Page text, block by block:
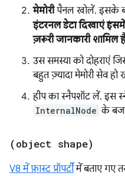
मेमोरीपैनल खोलें. इसके
इंटरनल डेटा दिखाएं
ज़रूरी जानकारी शामिल
उस समस्या को दोहराएं
बहुत ज़्यादा मेमोरी सेव हो
हीप का स्नैपशॉट लें. इस
InternalNode के
(object shape)
V8 में फ़ास्ट प्रॉपर्टीमें बताए गए